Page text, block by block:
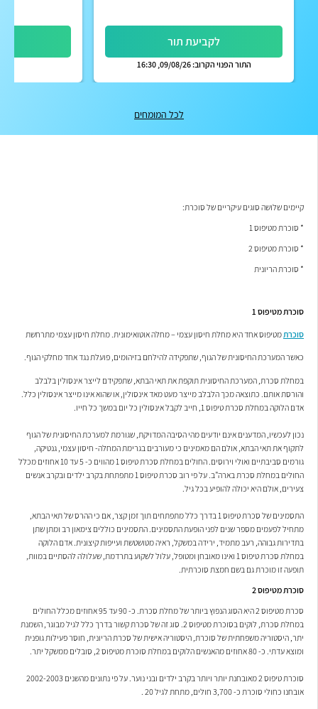
לקביעת תור
התור הפנוי הקרוב: 09/08/26, 16:30
לכל המומחים
קיימים שלושה סוגים עיקריים של סוכרת:
* סוכרת מטיפוס 1
* סוכרת מטיפוס 2
* סוכרת הריונית
סוכרת מטיפוס 1
סוכרתמטיפוס אחד היא מחלת חיסון עצמי – מחלה אוטואימונית. מחלת חיסון עצמי מתרחשת
כאשר המערכת החיסונית של הגוף, שתפקידה להילחם בזיהומים, פועלת נגד אחד מחלקי הגוף.
במחלת סכרת, המערכת החיסונית תוקפת את תאי הבתא, שתפקידם לייצר אינסולין בלבלב
והורסת אותם. כתוצאה מכך הלבלב מייצר מעט מאד אינסולין, או שהוא אינו מייצר אינסולין כלל.
אדם הלוקה במחלת סכרת טיפוס 1, חייב לקבל אינסולין כל יום במשך כל חייו.
נכון לעכשיו, המדענים אינם יודעים מהי הסיבה המדויקת, שגורמת למערכת החיסונית של הגוף
לתקוף את תאי הבתא, אולם הם מאמינים כי מעורבים בגרימת המחלה- חיסון עצמי, גנטיקה,
גורמים סביבתיים ואולי וירוסים. החולים במחלת סכרת טיפוס 1 מהווים כ- 5 עד 10 אחוזים מכלל
החולים במחלת סכרת בארה"ב. על פי רוב סכרת טיפוס 1 מתפתחת בקרב ילדים ובקרב אנשים
צעירים, אולם היא יכולה להופיע בכל גיל.
התסמינים של סכרת טיפוס 1 בדרך כלל מתפתחים תוך זמן קצר, אם כי ההרס של תאי הבתא,
מתחיל לפעמים מספר שנים לפני הופעת התסמינים. התסמינים כוללים צימאון רב ומתן שתן
בתדירות גבוהה, רעב מתמיד, ירידה במשקל, ראיה מטושטשת ועייפות קיצונית. אדם הלוקה
במחלת סכרת טיפוס 1 ואינו מאובחן ומטופל, עלול לשקוע בתרדמת, שעלולה להסתיים במוות,
תופעה זו מוכרת גם בשם חמצת סוכרתית.
סוכרת מטיפוס 2
סכרת מטיפוס 2 היא הסוג הנפוץ ביותר של מחלת סכרת. כ- 90 עד 95 אחוזים מכלל החולים
במחלת סכרת, לוקים בסוכרת מטיפוס 2. סוג זה של סכרת קשור בדרך כלל לגיל מבוגר, השמנת
יתר, היסטוריה משפחתית של סוכרת, היסטוריה אישית של סכרת הריונית, חוסר פעילות גופנית
ומוצא עדתי. כ- 80 אחוזים מהאנשים הלוקים במחלת סוכרת מטיפוס 2, סובלים ממשקל יתר.
סוכרת טיפוס 2 מאובחנת יותר ויותר בקרב ילדים ובני נוער. על פי נתונים מהשנים 2002-2003
אובחנו כחולי סוכרת כ- 3,700 חולים, מתחת לגיל 20 .